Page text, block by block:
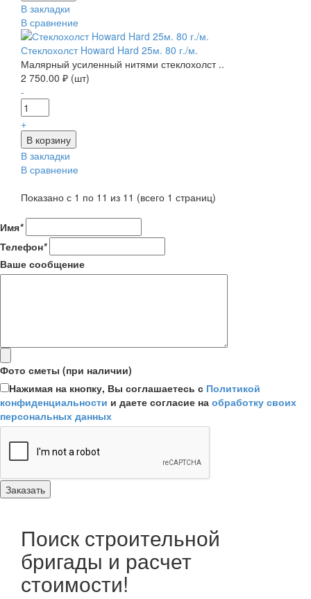
В закладки
В сравнение
Стеклохолст Howard Hard 25м. 80 г./м.
Малярный усиленный нитями стеклохолст ..
2 750.00 ₽ (шт)
-
+
В закладки
В сравнение
Показано с 1 по 11 из 11 (всего 1 страниц)
Имя*
Телефон*
Ваше сообщение
Фото сметы (при наличии)
Нажимая на кнопку, Вы соглашаетесь с Политикой
конфиденциальности и даете согласие на обработку своих
персональных данных
Поиск строительной
бригады и расчет
стоимости!